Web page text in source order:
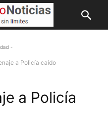
-
a Policía caído
a Policía